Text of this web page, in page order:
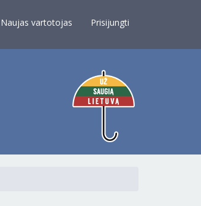
Naujas vartotojas Prisijungti